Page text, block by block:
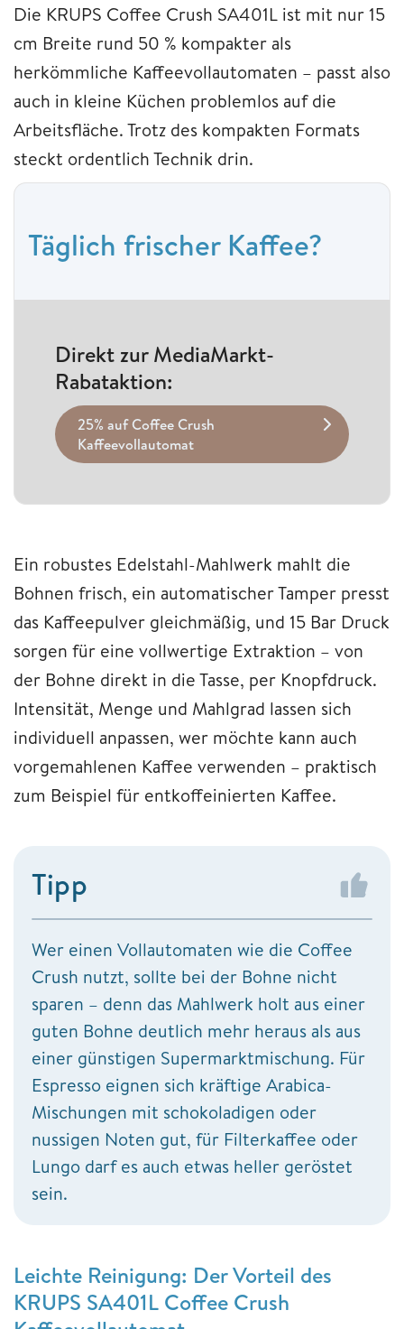
Die KRUPS Coffee Crush SA401L ist mit nur 15
cm Breite rund 50 % kompakter als
herkömmliche Kaffeevollautomaten – passt also
auch in kleine Küchen problemlos auf die
Arbeitsfläche. Trotz des kompakten Formats
steckt ordentlich Technik drin.
Täglich frischer Kaffee?
Direkt zur MediaMarkt-
Rabataktion:
25% auf Coffee Crush
Kaffeevollautomat
Ein robustes Edelstahl-Mahlwerk mahlt die
Bohnen frisch, ein automatischer Tamper presst
das Kaffeepulver gleichmäßig, und 15 Bar Druck
sorgen für eine vollwertige Extraktion – von
der Bohne direkt in die Tasse, per Knopfdruck.
Intensität, Menge und Mahlgrad lassen sich
individuell anpassen, wer möchte kann auch
vorgemahlenen Kaffee verwenden – praktisch
zum Beispiel für entkoffeinierten Kaffee.
Tipp
Wer einen Vollautomaten wie die Coffee
Crush nutzt, sollte bei der Bohne nicht
sparen – denn das Mahlwerk holt aus einer
guten Bohne deutlich mehr heraus als aus
einer günstigen Supermarktmischung. Für
Espresso eignen sich kräftige Arabica-
Mischungen mit schokoladigen oder
nussigen Noten gut, für Filterkaffee oder
Lungo darf es auch etwas heller geröstet
sein.
Leichte Reinigung: Der Vorteil des
KRUPS SA401L Coffee Crush